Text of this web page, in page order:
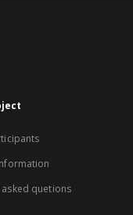
quetions